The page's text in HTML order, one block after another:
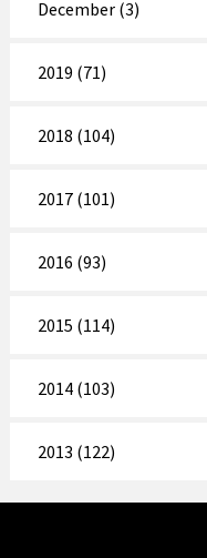
December (3)
2019 (71)
2018 (104)
2017 (101)
2016 (93)
2015 (114)
2014 (103)
2013 (122)